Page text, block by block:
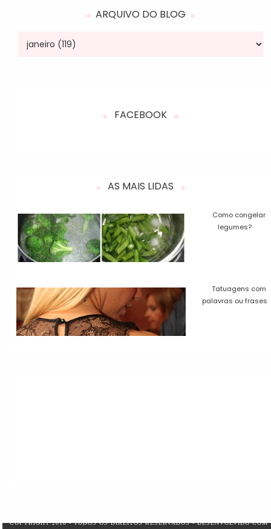
ARQUIVO DO BLOG
FACEBOOK
AS MAIS LIDAS
Como congelar
legumes?
Tatuagens com
palavras ou frases
COPYRIGHT 2018 - TODOS OS DIREITOS RESERVADOS - DESENVOLVIDO COM